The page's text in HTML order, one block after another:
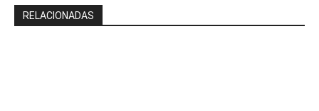
RELACIONADAS